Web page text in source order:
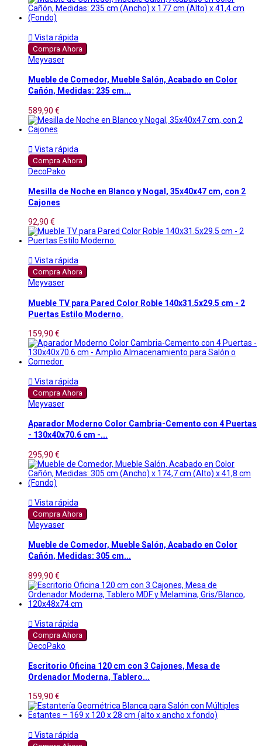
 Vista rápida
Compra Ahora
Meyvaser
Mueble de Comedor, Mueble Salón, Acabado en Color
Cañón, Medidas: 235 cm...
589,90 €
 Vista rápida
Compra Ahora
DecoPako
Mesilla de Noche en Blanco y Nogal, 35x40x47 cm, con 2
Cajones
92,90 €
 Vista rápida
Compra Ahora
Meyvaser
Mueble TV para Pared Color Roble 140x31.5x29.5 cm - 2
Puertas Estilo Moderno.
159,90 €
 Vista rápida
Compra Ahora
Meyvaser
Aparador Moderno Color Cambria-Cemento con 4 Puertas
- 130x40x70.6 cm -...
295,90 €
 Vista rápida
Compra Ahora
Meyvaser
Mueble de Comedor, Mueble Salón, Acabado en Color
Cañón, Medidas: 305 cm...
899,90 €
 Vista rápida
Compra Ahora
DecoPako
Escritorio Oficina 120 cm con 3 Cajones, Mesa de
Ordenador Moderna, Tablero...
159,90 €
 Vista rápida